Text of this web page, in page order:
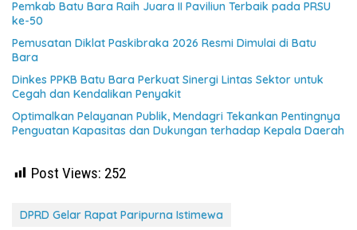
Pemkab Batu Bara Raih Juara II Paviliun Terbaik pada PRSU
ke-50
Pemusatan Diklat Paskibraka 2026 Resmi Dimulai di Batu
Bara
Dinkes PPKB Batu Bara Perkuat Sinergi Lintas Sektor untuk
Cegah dan Kendalikan Penyakit
Optimalkan Pelayanan Publik, Mendagri Tekankan Pentingnya
Penguatan Kapasitas dan Dukungan terhadap Kepala Daerah
Post Views: 252
DPRD Gelar Rapat Paripurna Istimewa